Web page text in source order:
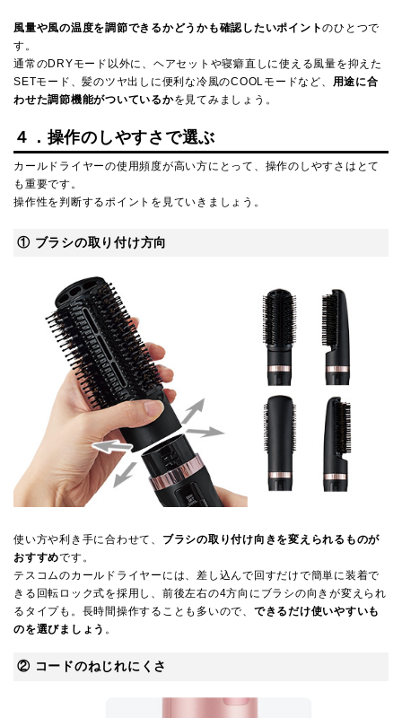
風量や風の温度を調節できるかどうかも確認したいポイントのひとつで
す。
通常のDRYモード以外に、ヘアセットや寝癖直しに使える風量を抑えた
SETモード、髪のツヤ出しに便利な冷風のCOOLモードなど、
用途に合
わせた調節機能がついているかを見てみましょう。
４．操作のしやすさで選ぶ
カールドライヤーの使用頻度が高い方にとって、操作のしやすさはとて
も重要です。
操作性を判断するポイントを見ていきましょう。
① ブラシの取り付け方向
使い方や利き手に合わせて、 ブラシの取り付け向きを変えられるものが
おすすめです。
テスコムのカールドライヤーには、差し込んで回すだけで簡単に装着で
きる回転ロック式を採用し、前後左右の4方向にブラシの向きが変えられ
るタイプも。長時間操作することも多いので、 できるだけ使いやすいも
のを選びましょう 。
② コードのねじれにくさ